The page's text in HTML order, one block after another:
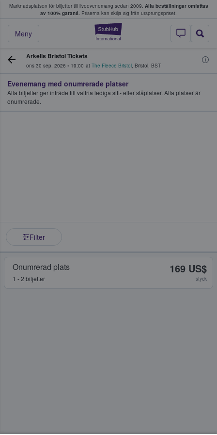
Marknadsplatsen för biljetter till liveevenemang sedan 2009. Alla beställningar omfattas
av 100% garanti. Priserna kan skilja sig från ursprungspriset.
StubHub – där
Meny
köper och säljer biljetter.
Arkells Bristol Tickets
ons 30 sep. 2026 • 19:00 at The Fleece Bristol, Bristol, BST
Evenemang med onumrerade platser
Alla biljetter ger inträde till valfria lediga sitt- eller ståplatser. Alla platser är
onumrerade.
Filter
Onumrerad plats
1 - 2 biljetter
169 US$
styck